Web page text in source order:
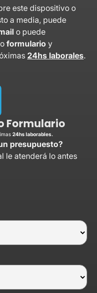
este dispositivo o
a media, puede
o puede
formulario y
24hs laborales.
Formulario
24hs laborables.
presupuesto?
le atenderá lo antes